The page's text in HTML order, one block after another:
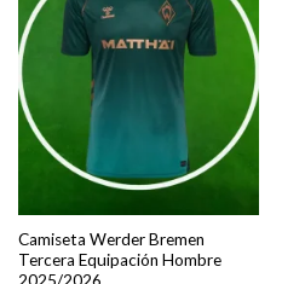
Camiseta Werder Bremen
Tercera Equipación Hombre